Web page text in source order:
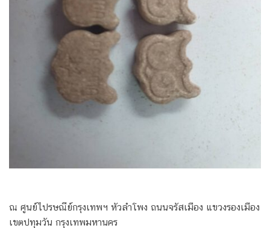
ณ ศูนย์ไปรษณีย์กรุงเทพฯ หัวลำโพง ถนนจรัสเมือง แขวงรองเมือง
เขตปทุมวัน กรุงเทพมหานคร